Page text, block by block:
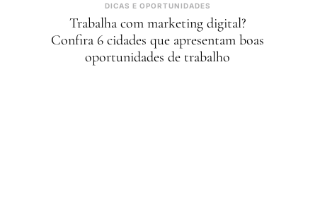
DICAS E OPORTUNIDADES
Trabalha com marketing digital?
Confira 6 cidades que apresentam boas
oportunidades de trabalho